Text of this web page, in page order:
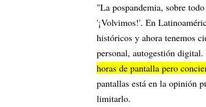
"La pospandemia, sobre
'¡Volvimos!'. En
históricos y ahora tenemos
personal, autogestión
horas de pantalla pero
pantallas está en la opinión
limitarlo.